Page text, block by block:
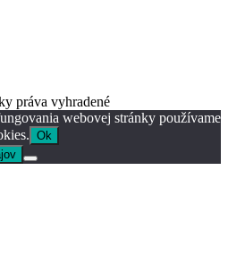
práva vyhradené
webovej stránky používame
Ok